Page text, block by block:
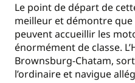
Le point de départ de
meilleur et démontre que
peuvent accueillir les
énormément de classe.
Brownsburg-Chatam,
l’ordinaire et navigue